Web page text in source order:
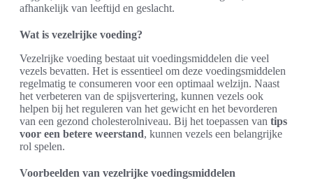
afhankelijk van leeftijd en geslacht.
Wat is vezelrijke voeding?
Vezelrijke voeding bestaat uit voedingsmiddelen die veel
vezels bevatten. Het is essentieel om deze voedingsmiddelen
regelmatig te consumeren voor een optimaal welzijn. Naast
het verbeteren van de spijsvertering, kunnen vezels ook
helpen bij het reguleren van het gewicht en het bevorderen
van een gezond cholesterolniveau. Bij het toepassen van tips
voor een betere weerstand, kunnen vezels een belangrijke
rol spelen.
Voorbeelden van vezelrijke voedingsmiddelen